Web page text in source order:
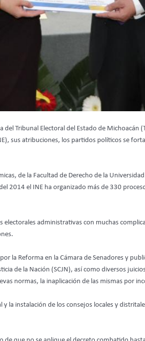
Tribunal Electoral del Estado de Michoacán
sus atribuciones, los partidos políticos se
de la Facultad de Derecho de la
2014 el INE ha organizado más de 330
administrativas con muchas
la Reforma en la Cámara de Senadores y
de la Nación (SCJN), así como diversos
normas, la inaplicación de las mismas por
y la instalación de los consejos locales y